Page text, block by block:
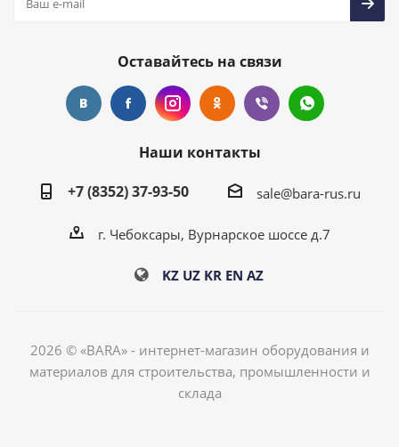
Оставайтесь на связи
Наши контакты
+7 (8352) 37-93-50
sale@bara-rus.ru
г. Чебоксары, Вурнарское шоссе д.7
KZ UZ KR EN AZ
2026 © «BARA» - интернет-магазин оборудования и
материалов для строительства, промышленности и
склада